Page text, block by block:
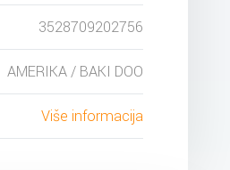
3528709202756
AMERIKA / BAKI DOO
Više informacija